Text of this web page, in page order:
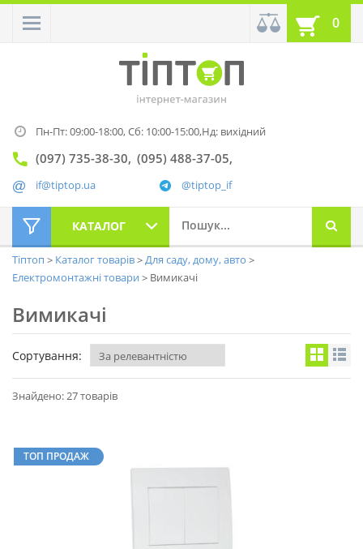
0
Пн-Пт: 09:00-18:00,Сб: 10:00-15:00,Нд: вихідний
(097) 735-38-30 (095) 488-37-05
@tiptop_if
if@tiptop.ua
КАТАЛОГ
Тіптоп Каталог товарів
Для саду, дому, авто
Електромонтажні товари
Вимикачі
Вимикачі
Сортування:
Знайдено: 27 товарів
ТОП ПРОДАЖ